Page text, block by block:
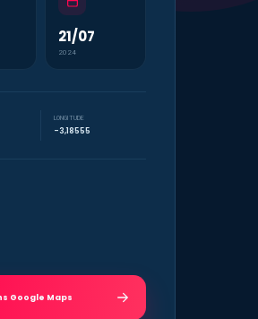
21/07
2024
LONGITUDE
-3,18555
Google Maps